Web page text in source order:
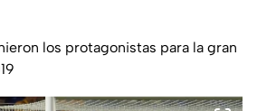
los protagonistas para la gran